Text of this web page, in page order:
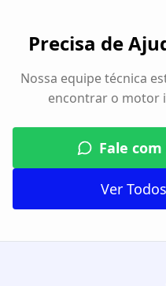
Precisa de
Nossa equipe técnica
encontrar o motor
Fale
Ver